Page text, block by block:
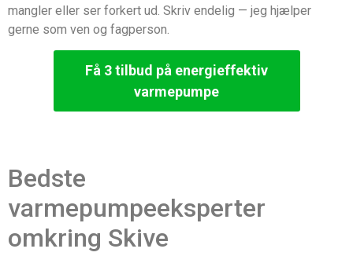
mangler eller ser forkert ud. Skriv endelig — jeg hjælper
gerne som ven og fagperson.
Få 3 tilbud på energieffektiv
varmepumpe
Bedste
varmepumpeeksperter
omkring Skive